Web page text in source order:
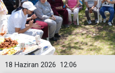
12:06
18 Haziran 2026